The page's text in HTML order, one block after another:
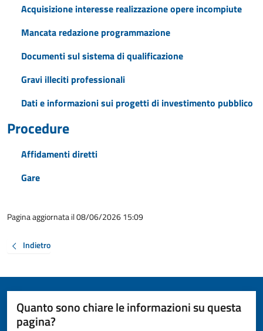
Acquisizione interesse realizzazione opere incompiute
Mancata redazione programmazione
Documenti sul sistema di qualificazione
Gravi illeciti professionali
Dati e informazioni sui progetti di investimento pubblico
Procedure
Affidamenti diretti
Gare
Pagina aggiornata il 08/06/2026 15:09
Indietro
Quanto sono chiare le informazioni su questa
pagina?